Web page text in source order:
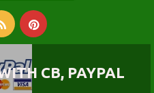
CB, PAYPAL